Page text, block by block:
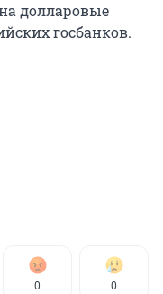
долларовые
госбанков.
0 0